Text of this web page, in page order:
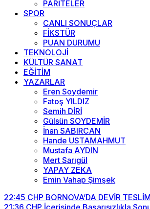
PARİTELER
SPOR
CANLI SONUÇLAR
FİKSTÜR
PUAN DURUMU
TEKNOLOJİ
KÜLTÜR SANAT
EĞİTİM
YAZARLAR
Eren Soydemir
Fatoş YILDIZ
Semih DİRİ
Gülsün SOYDEMİR
İnan SABIRCAN
Hande USTAMAHMUT
Mustafa AYDIN
Mert Sarıgül
YAPAY ZEKA
Emin Vahap Şimşek
22:45 CHP BORNOVA’DA DEVİR
21:36 CHP İçerisinde Başarısızlıkla